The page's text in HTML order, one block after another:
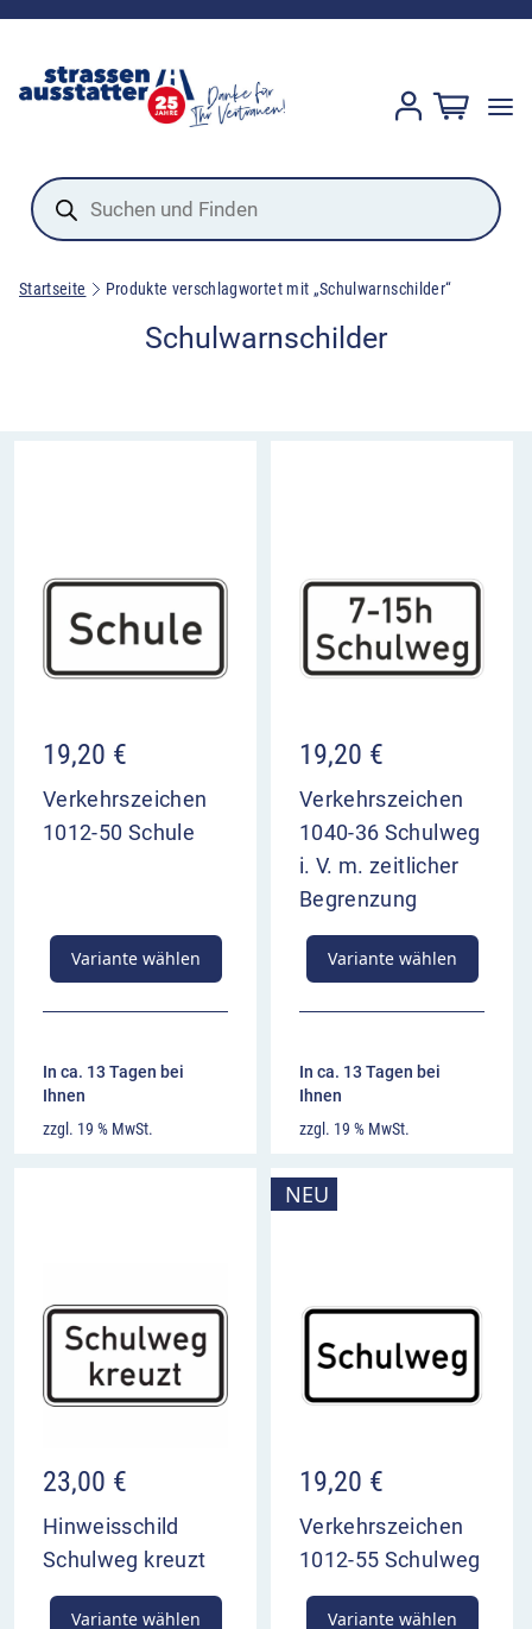
Products
search
Startseite Produkte verschlagwortet mit „Schulwarnschilder“
Schulwarnschilder
19,20 €
Verkehrszeichen
1012-50 Schule
Variante wählen
In ca. 13 Tagen bei
Ihnen
zzgl. 19 % MwSt.
19,20 €
Verkehrszeichen
1040-36 Schulweg
i. V. m. zeitlicher
Begrenzung
Variante wählen
In ca. 13 Tagen bei
Ihnen
zzgl. 19 % MwSt.
23,00 €
Hinweisschild
Schulweg kreuzt
Variante wählen
NEU
19,20 €
Verkehrszeichen
1012-55 Schulweg
Variante wählen